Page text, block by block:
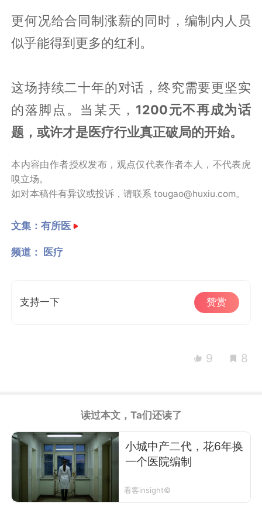
更何况给合同制涨薪的同时，编制内人员
似乎能得到更多的红利。
这场持续二十年的对话，终究需要更坚实
的落脚点。当某天， 1200元不再成为话
题，或许才是医疗行业真正破局的开始。
本内容由作者授权发布，观点仅代表作者本人，不代表虎
嗅立场。
如对本稿件有异议或投诉，请联系 tougao@huxiu.com。
文集：有所医
频道： 医疗
支持一下 赞赏
9 8
读过本文，Ta们还读了
小城中产二代，花6年换
一个医院编制
看客insight©